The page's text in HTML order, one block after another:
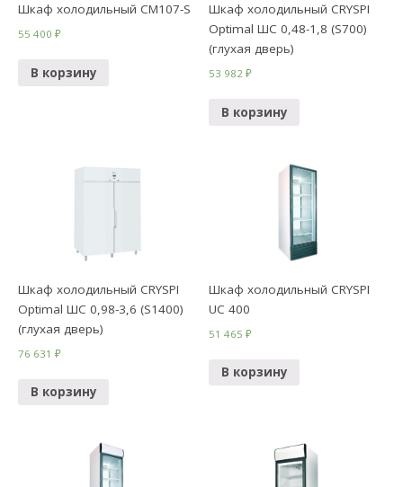
Шкаф холодильный CM107-S
55 400₽
В корзину
Шкаф холодильный CRYSPI
Optimal ШС 0,48-1,8 (S700)
(глухая дверь)
53 982₽
В корзину
Шкаф холодильный CRYSPI
Optimal ШС 0,98-3,6 (S1400)
(глухая дверь)
76 631₽
В корзину
Шкаф холодильный CRYSPI
UC 400
51 465₽
В корзину